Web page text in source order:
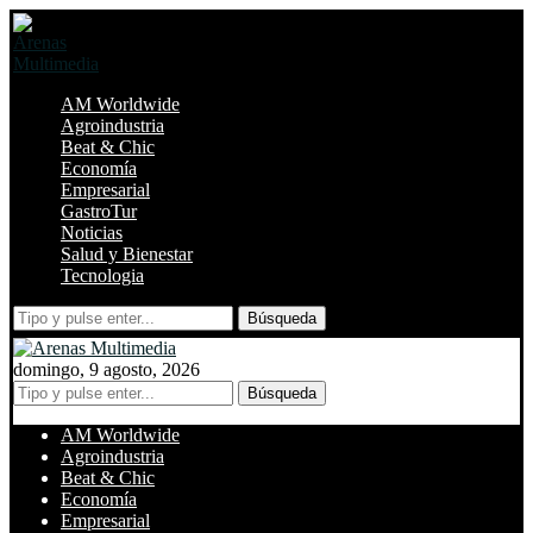
AM Worldwide
Agroindustria
Beat & Chic
Economía
Empresarial
GastroTur
Noticias
Salud y Bienestar
Tecnologia
Búsqueda
domingo, 9 agosto, 2026
Búsqueda
AM Worldwide
Agroindustria
Beat & Chic
Economía
Empresarial